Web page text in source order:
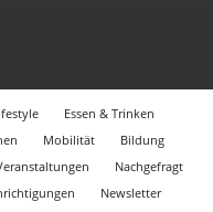
Essen & Trinken
Mobilität
Bildung
Nachgefragt
Newsletter